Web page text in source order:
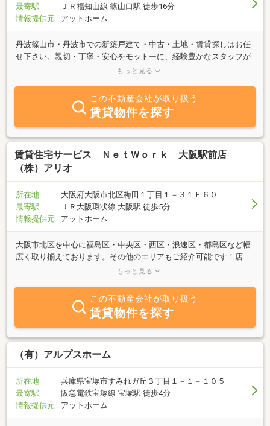
最寄駅
ＪＲ福知山線 篠山口駅 徒歩16分
情報提供元
アットホーム
丹波篠山市・丹波市での新築戸建て・中古・土地・賃貸探しはお任
せ下さい。親切・丁寧・安心をモットーに、経験豊かなスタッフが
豊富な物件情報を取り揃えて、お客様のご来店をお待ちしておりま
く誠意をもって対応させていただきますので、お気軽に何でもご相
もっと見る
この不動産会社が取り扱う
賃貸物件を探す
賃貸住宅サービス ＮｅｔＷｏｒｋ 大阪駅前店
（株）アリオ
所在地
大阪府大阪市北区梅田１丁目１－３１Ｆ６０
最寄駅
ＪＲ大阪環状線 大阪駅 徒歩5分
情報提供元
アットホーム
大阪市北区を中心に福島区・中央区・西区・浪速区・都島区など幅
広く取り揃えております。その他のエリアもご紹介可能です！店
舗・事務所のお探しは賃貸住宅サービスFC大阪駅前店へ！仲介だけ
もっと見る
この不動産会社が取り扱う
賃貸物件を探す
（有）アルプスホーム
所在地
兵庫県宝塚市すみれガ丘３丁目１－１－１０５
最寄駅
阪急電鉄宝塚線 宝塚駅 徒歩4分
情報提供元
アットホーム